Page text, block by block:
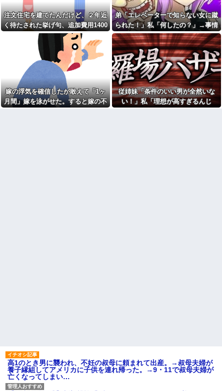
母の入院で叔母の家に預けら
れた私。優しく迎えられた日々
のあと、両親に再会して思わず
号泣した理由は…
この小さな出来事でこの実行
力の差よ…と人生そのものが心
配になってしまう
友人の結婚式へ向かう日に、
トメから車を出せと要求され
た。断っただけなのに大騒ぎに
なってしまい…
トメ「この子は義実家の顔じ
ゃない！嫁が義妹旦那とフリン
したのよ！」私「DNA鑑定しま
触らないでよ！」キチママ『そ
こに金庫があったから、開けて
みようとしただけ☆』義兄「泥
は出てけ！二度と来るな！」結
果・・・
食後に食器を流しへ置くと
き、初手でど真ん中に置くのは
今よければ後のことは考えな
い、自分さえよければいいとい
う考えが行動に現れてる
100均のレジで「白ありません
か？」と質問し、列をストップ
させてニヤニヤする迷惑サラリ
ーマン！並んでいる客の苛立ち
を楽しむ底意地の悪さに激怒
【人工障がい者】甥(28)「両親
が亡くなったんで僕のこと引き
取ってほしいんですけど！」な
んでいい年したヒキニートを引
き取らなきゃいけないんだよ！
注文住宅を建てたんだけど、２年近
く待たされた挙げ句、追加費用1400
万請求された。流石におかしいよ
弟「エレベーターで知らない女に蹴
られた！」私「何したの？」→事情
を聞いた家族全員が「それは自業自
得」と呆れてしまい…
嫁の浮気を確信したが敢えて「1ヶ
月間」嫁を泳がせた。すると嫁の不
従姉妹「条件のいい男が全然いな
い！」私「理想が高すぎるんじ
高1のとき男に襲われ、不妊の叔母に頼まれて出産。→叔母夫婦が
養子縁組してアメリカに子供を連れ帰った。→9・11で叔母夫婦が
亡くなってしまい…